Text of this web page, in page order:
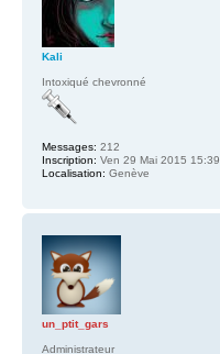
Kali
Intoxiqué chevronné
Messages: 212
Inscription: Ven 29 Mai 2015 15:39
Localisation: Genève
un_ptit_gars
Administrateur